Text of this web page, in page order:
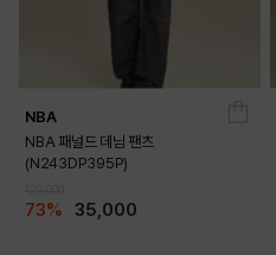
NBA
NBA 패널드 데님 팬츠
(N243DP395P)
73% 35,000